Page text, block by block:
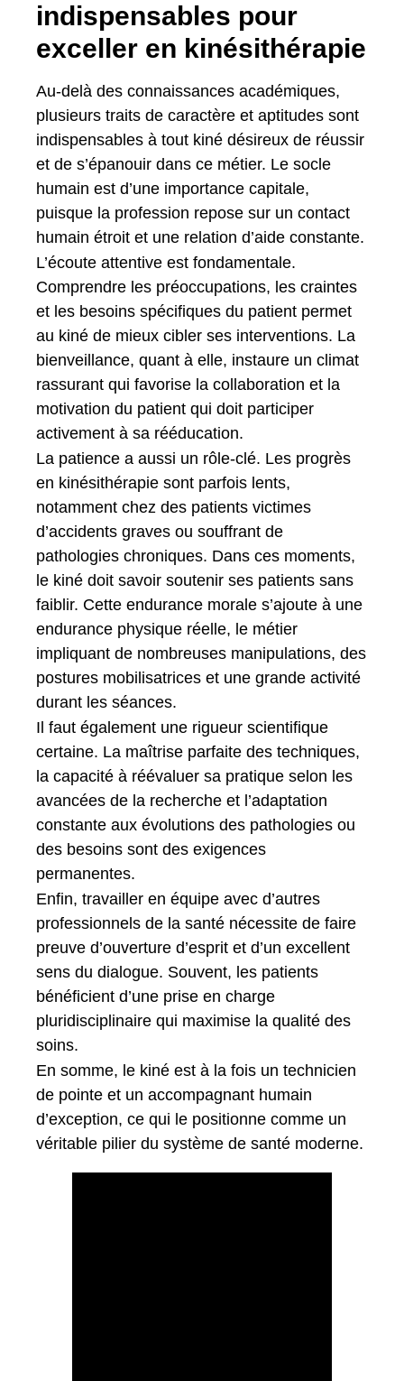
indispensables pour
exceller en kinésithérapie
Au-delà des connaissances académiques,
plusieurs traits de caractère et aptitudes sont
indispensables à tout kiné désireux de réussir
et de s’épanouir dans ce métier. Le socle
humain est d’une importance capitale,
puisque la profession repose sur un contact
humain étroit et une relation d’aide constante.
L’écoute attentive est fondamentale.
Comprendre les préoccupations, les craintes
et les besoins spécifiques du patient permet
au kiné de mieux cibler ses interventions. La
bienveillance, quant à elle, instaure un climat
rassurant qui favorise la collaboration et la
motivation du patient qui doit participer
activement à sa rééducation.
La patience a aussi un rôle-clé. Les progrès
en kinésithérapie sont parfois lents,
notamment chez des patients victimes
d’accidents graves ou souffrant de
pathologies chroniques. Dans ces moments,
le kiné doit savoir soutenir ses patients sans
faiblir. Cette endurance morale s’ajoute à une
endurance physique réelle, le métier
impliquant de nombreuses manipulations, des
postures mobilisatrices et une grande activité
durant les séances.
Il faut également une rigueur scientifique
certaine. La maîtrise parfaite des techniques,
la capacité à réévaluer sa pratique selon les
avancées de la recherche et l’adaptation
constante aux évolutions des pathologies ou
des besoins sont des exigences
permanentes.
Enfin, travailler en équipe avec d’autres
professionnels de la santé nécessite de faire
preuve d’ouverture d’esprit et d’un excellent
sens du dialogue. Souvent, les patients
bénéficient d’une prise en charge
pluridisciplinaire qui maximise la qualité des
soins.
En somme, le kiné est à la fois un technicien
de pointe et un accompagnant humain
d’exception, ce qui le positionne comme un
véritable pilier du système de santé moderne.